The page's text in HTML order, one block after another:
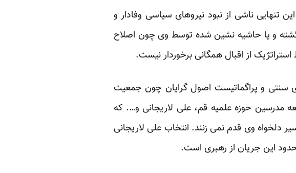
ناشی از نبود نیروهای سیاسی وفادار و
و یا حاشیه نشین شده توسط وی چون اصلاح
از اقبال همگانی برخوردار نیست.
سنتی و پراگماتیست اصول گرایان چون جمعیت
مدرسین حوزه علمیه قم، علی لاریجانی و…. که
دلخواه وی قدم نمی زنند. انتخاب علی لاریجانی
این جریان از رهبری است.